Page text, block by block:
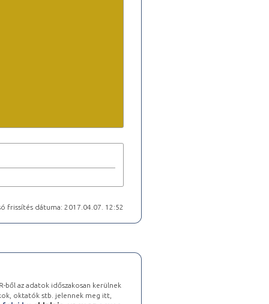
frissítés dátuma: 2017.04.07. 12:52
ből az adatok időszakosan kerülnek
oktatók stb. jelennek meg itt,